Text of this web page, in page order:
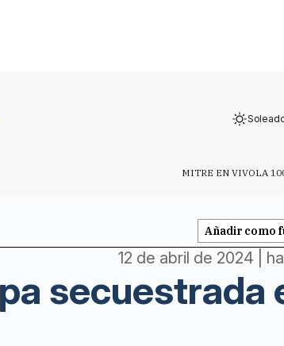
MITRE EN VIVOLA
Añadir como
12 de abril de 2024 |
secuestrada